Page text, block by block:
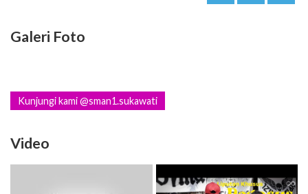
Galeri Foto
Kunjungi kami @sman1.sukawati
Video